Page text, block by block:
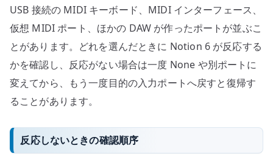
USB 接続の MIDI キーボード、MIDI インターフェース、
仮想 MIDI ポート、ほかの DAW が作ったポートが並ぶこ
とがあります。どれを選んだときに Notion 6 が反応する
かを確認し、反応がない場合は一度 None や別ポートに
変えてから、もう一度目的の入力ポートへ戻すと復帰す
ることがあります。
反応しないときの確認順序